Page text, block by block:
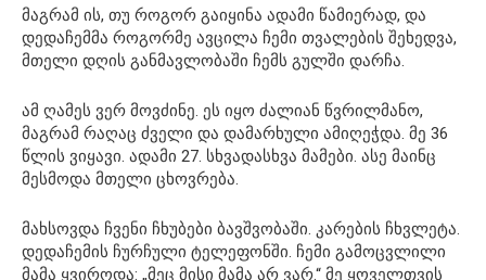
მაგრამ ის, თუ როგორ გაიყინა ადამი წამიერად, და
დედაჩემმა როგორმე ავცილა ჩემი თვალების შეხედვა,
მთელი დღის განმავლობაში ჩემს გულში დარჩა.
ამ ღამეს ვერ მოვძინე. ეს იყო ძალიან წვრილმანო,
მაგრამ რაღაც ძველი და დამარხული ამიღეჭდა. მე 36
წლის ვიყავი. ადამი 27. სხვადასხვა მამები. ასე მაინც
მესმოდა მთელი ცხოვრება.
მახსოვდა ჩვენი ჩხუბები ბავშვობაში. კარების ჩხვლეტა.
დედაჩემის ჩურჩული ტელეფონში. ჩემი გამოცვლილი
მამა ყვიროდა: „მეც მისი მამა არ ვარ.“ მე ყოველთვის